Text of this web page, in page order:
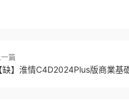
篇
缺】淮情C4D2024Plus版商業基